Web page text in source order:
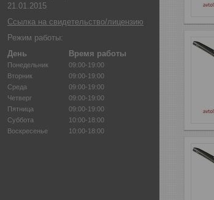
21.01.2015
Ссылка на свидетельство/лицензию
Режим работы:
День
Время работы
Понедельник
09:00-19:00
Вторник
09:00-19:00
Среда
09:00-19:00
Четверг
09:00-19:00
Пятница
09:00-19:00
Суббота
10:00-18:00
Воскресенье
10:00-18:00